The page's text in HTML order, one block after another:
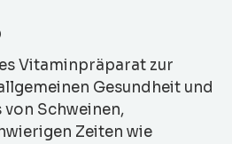
Vitaminpräparat zur
Gesundheit und
Schweinen,
Zeiten wie